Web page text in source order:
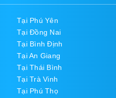
Tại Phú Yên
Tại Đồng Nai
Tại Bình Định
Tại An Giang
Tại Thái Bình
Tại Trà Vinh
Tại Phú Thọ